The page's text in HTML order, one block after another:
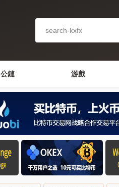
公鏈 游戲